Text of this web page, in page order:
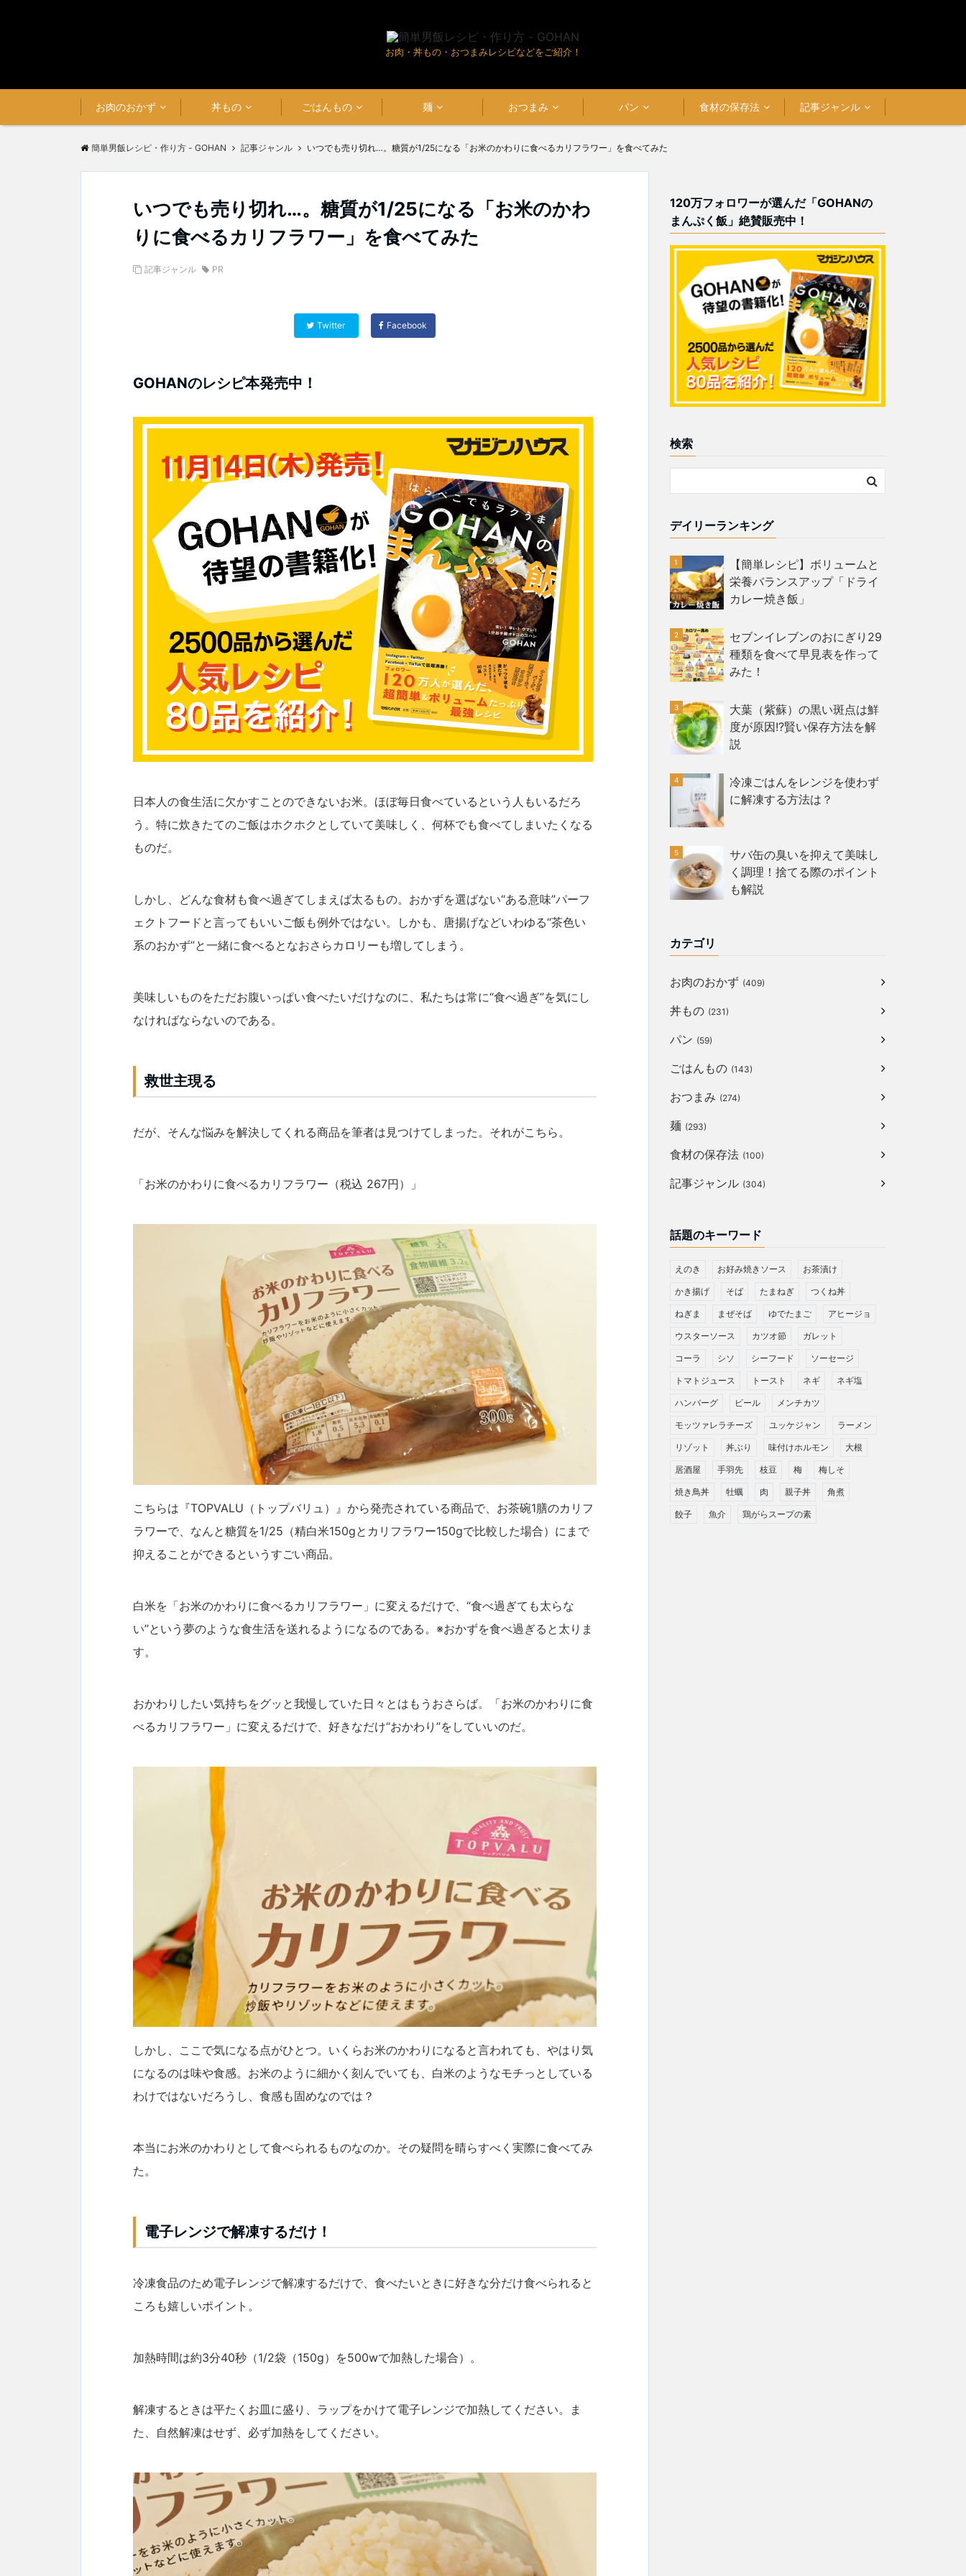
お肉・丼もの・おつまみレシピなどをご紹介！
お肉のおかず 丼もの ごはんもの 麺 おつまみ パン 食材の保存法 記事ジャンル
簡単男飯レシピ・作り方 - GOHAN 記事ジャンル いつでも売り切れ…。糖質が1/25になる「お米のかわりに食べるカリフラワー」を食べてみた
いつでも売り切れ…。糖質が1/25になる「お米のかわ
りに食べるカリフラワー」を食べてみた
記事ジャンル PR
Twitter Facebook
GOHANのレシピ本発売中！
日本人の食生活に欠かすことのできないお米。ほぼ毎日食べているという人もいるだろ
う。特に炊きたてのご飯はホクホクとしていて美味しく、何杯でも食べてしまいたくなる
ものだ。
しかし、どんな食材も食べ過ぎてしまえば太るもの。おかずを選ばない“ある意味”パーフ
ェクトフードと言ってもいいご飯も例外ではない。しかも、唐揚げなどいわゆる“茶色い
系のおかず”と一緒に食べるとなおさらカロリーも増してしまう。
美味しいものをただお腹いっぱい食べたいだけなのに、私たちは常に“食べ過ぎ”を気にし
なければならないのである。
救世主現る
だが、そんな悩みを解決してくれる商品を筆者は見つけてしまった。それがこちら。
「お米のかわりに食べるカリフラワー（税込 267円）」
こちらは『TOPVALU（トップバリュ）』から発売されている商品で、お茶碗1膳のカリフ
ラワーで、なんと糖質を1/25（精白米150gとカリフラワー150gで比較した場合）にまで
抑えることができるというすごい商品。
白米を「お米のかわりに食べるカリフラワー」に変えるだけで、“食べ過ぎても太らな
い”という夢のような食生活を送れるようになるのである。※おかずを食べ過ぎると太りま
す。
おかわりしたい気持ちをグッと我慢していた日々とはもうおさらば。「お米のかわりに食
べるカリフラワー」に変えるだけで、好きなだけ“おかわり”をしていいのだ。
しかし、ここで気になる点がひとつ。いくらお米のかわりになると言われても、やはり気
になるのは味や食感。お米のように細かく刻んでいても、白米のようなモチっとしている
わけではないだろうし、食感も固めなのでは？
本当にお米のかわりとして食べられるものなのか。その疑問を晴らすべく実際に食べてみ
た。
電子レンジで解凍するだけ！
冷凍食品のため電子レンジで解凍するだけで、食べたいときに好きな分だけ食べられると
ころも嬉しいポイント。
加熱時間は約3分40秒（1/2袋（150g）を500wで加熱した場合）。
解凍するときは平たくお皿に盛り、ラップをかけて電子レンジで加熱してください。ま
た、自然解凍はせず、必ず加熱をしてください。
120万フォロワーが選んだ「GOHANの
まんぷく飯」絶賛販売中！
検索
デイリーランキング
【簡単レシピ】ボリュームと
栄養バランスアップ「ドライ
カレー焼き飯」
セブンイレブンのおにぎり29
種類を食べて早見表を作って
みた！
大葉（紫蘇）の黒い斑点は鮮
度が原因!?賢い保存方法を解
説
冷凍ごはんをレンジを使わず
に解凍する方法は？
サバ缶の臭いを抑えて美味し
く調理！捨てる際のポイント
も解説
カテゴリ
お肉のおかず (409)
丼もの (231)
パン (59)
ごはんもの (143)
おつまみ (274)
麺 (293)
食材の保存法 (100)
記事ジャンル (304)
話題のキーワード
えのき お好み焼きソース お茶漬け
かき揚げ そば たまねぎ つくね丼
ねぎま まぜそば ゆでたまご アヒージョ
ウスターソース カツオ節 ガレット
コーラ シソ シーフード ソーセージ
トマトジュース トースト ネギ ネギ塩
ハンバーグ ビール メンチカツ
モッツァレラチーズ ユッケジャン ラーメン
リゾット 丼ぶり 味付けホルモン 大根
居酒屋 手羽先 枝豆 梅 梅しそ
焼き鳥丼 牡蠣 肉 親子丼 角煮
餃子 魚介 鶏がらスープの素